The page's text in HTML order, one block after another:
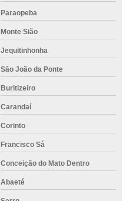
Paraopeba
Monte Sião
Jequitinhonha
São João da Ponte
Buritizeiro
Carandaí
Corinto
Francisco Sá
Conceição do Mato Dentro
Abaeté